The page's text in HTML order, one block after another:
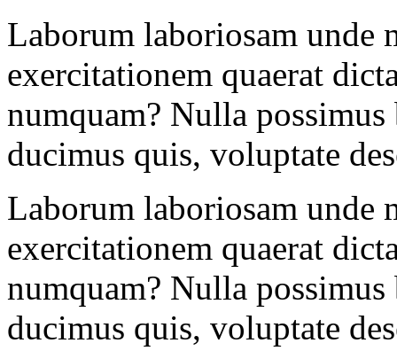
Laborum laboriosam unde
exercitationem quaerat
numquam? Nulla
ducimus quis, voluptate
Laborum laboriosam unde
exercitationem quaerat
numquam? Nulla
ducimus quis, voluptate